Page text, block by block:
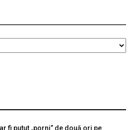
fi putut „porni” de două ori pe